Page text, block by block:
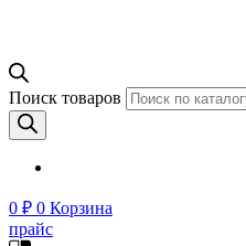
Поиск товаров
0 ₽ 0 Корзина
прайс